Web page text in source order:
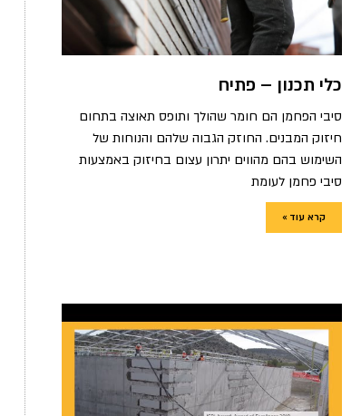
כלי תכנון – פתיח
סיבי הפחמן הם חומר שהולך ותופס תאוצה בתחום
חיזוק המבנים. החוזק הגבוה שלהם והנוחות של
השימוש בהם מהווים יתרון עצום בחיזוק באמצעות
סיבי פחמן לעומת
קרא עוד »